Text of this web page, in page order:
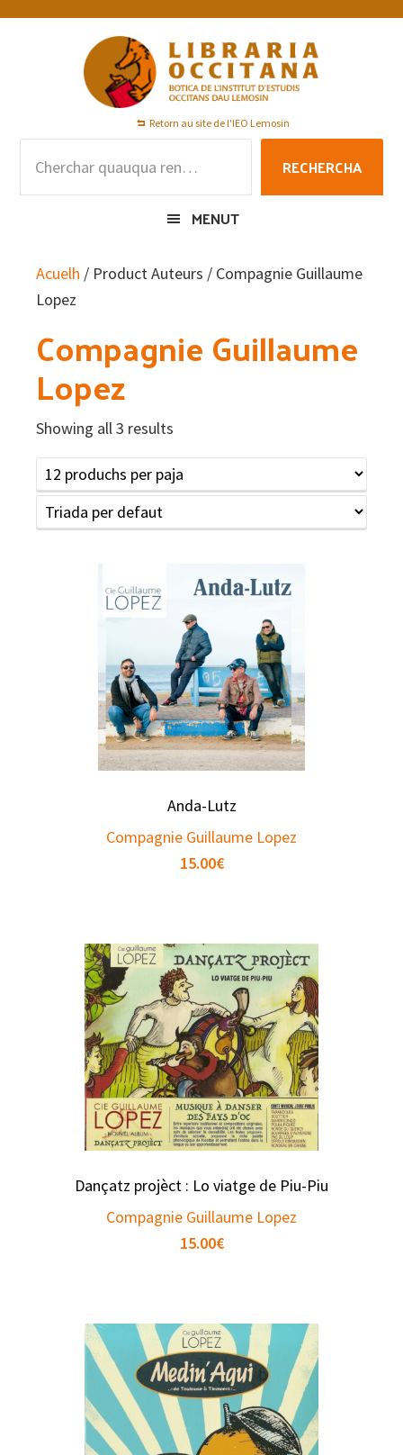
Skip
Skip
Skip
Retorn au site de l'IEO Lemosin
RECHERCHA
MENUT
Acuelh / Product Auteurs / Compagnie Guillaume
Lopez
Compagnie Guillaume
Lopez
Showing all 3 results
Anda-Lutz
Compagnie Guillaume Lopez
15.00€
Dançatz projèct : Lo viatge de Piu-Piu
Compagnie Guillaume Lopez
15.00€